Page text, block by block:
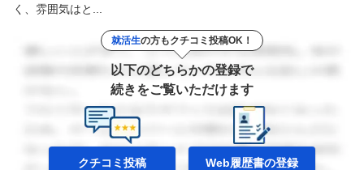
く、雰囲気はと...
就活生の方もクチコミ投稿OK！
以下のどちらかの登録で
続きをご覧いただけます
クチコミ投稿 Web履歴書の登録